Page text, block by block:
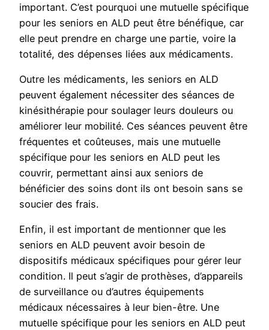
important. C’est pourquoi une mutuelle spécifique
pour les seniors en ALD peut être bénéfique, car
elle peut prendre en charge une partie, voire la
totalité, des dépenses liées aux médicaments.
Outre les médicaments, les seniors en ALD
peuvent également nécessiter des séances de
kinésithérapie pour soulager leurs douleurs ou
améliorer leur mobilité. Ces séances peuvent être
fréquentes et coûteuses, mais une mutuelle
spécifique pour les seniors en ALD peut les
couvrir, permettant ainsi aux seniors de
bénéficier des soins dont ils ont besoin sans se
soucier des frais.
Enfin, il est important de mentionner que les
seniors en ALD peuvent avoir besoin de
dispositifs médicaux spécifiques pour gérer leur
condition. Il peut s’agir de prothèses, d’appareils
de surveillance ou d’autres équipements
médicaux nécessaires à leur bien-être. Une
mutuelle spécifique pour les seniors en ALD peut